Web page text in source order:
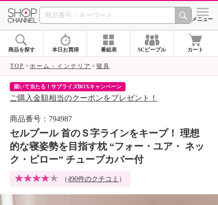
SHOP CHANNEL シメニュー
商品を探す 本日お買得 番組表 SCピープル カート
TOP ホーム・インテリア 寝具
届いて当たる！サプライズBOXキャンペーン
ご購入金額相当のクーポンをプレゼント！
商品番号：794987
セルプール 首のＳ字ラインをキープ！ 理想
的な寝姿勢を目指す枕 “フォー・ユア・ ネッ
ク・ピロー” チューブカバー付
（490件のクチコミ ）